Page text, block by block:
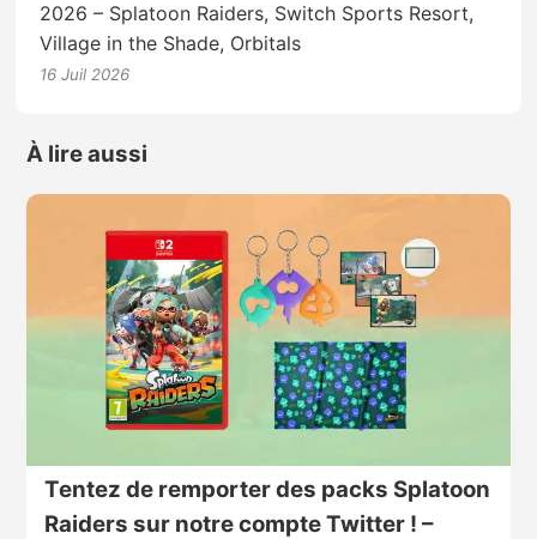
2026 – Splatoon Raiders, Switch Sports Resort,
Village in the Shade, Orbitals
16 Juil 2026
À lire aussi
Tentez de remporter des packs Splatoon
Raiders sur notre compte Twitter ! –